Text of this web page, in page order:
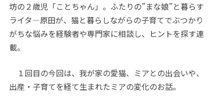
坊の２歳児「ことちゃん」。ふたりの”まな娘”と暮らす
ライタ―原田が、猫と暮らしながらの子育てでぶつかり
がちな悩みを経験者や専門家に相談し、ヒントを探す連
載。
１回目の今回は、我が家の愛猫、ミアとの出会いや、
出産・子育てを経て生まれたミアの変化のお話。